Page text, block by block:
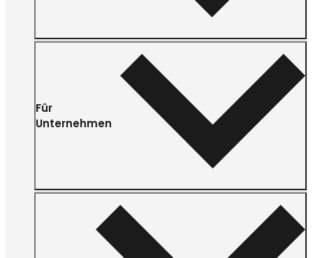
Für
Unternehmen